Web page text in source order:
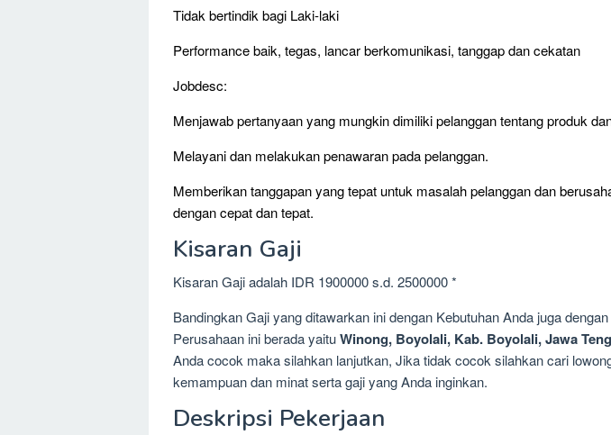
Tidak bertindik bagi Laki-laki
Performance baik, tegas, lancar berkomunikasi, tanggap dan cekatan
Jobdesc:
Menjawab pertanyaan yang mungkin dimiliki pelanggan tentang produk
Melayani dan melakukan penawaran pada pelanggan.
Memberikan tanggapan yang tepat untuk masalah pelanggan dan
dengan cepat dan tepat.
Kisaran Gaji
Kisaran Gaji adalah IDR 1900000 s.d. 2500000 *
Bandingkan Gaji yang ditawarkan ini dengan Kebutuhan Anda juga dengan
Perusahaan ini berada yaituWinong, Boyolali, Kab. Boyolali, Jawa
Anda cocok maka silahkan lanjutkan, Jika tidak cocok silahkan cari
kemampuan dan minat serta gaji yang Anda inginkan.
Deskripsi Pekerjaan